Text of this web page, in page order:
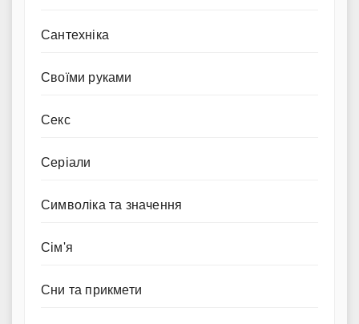
Сантехніка
Своїми руками
Секс
Серіали
Символіка та значення
Сім'я
Сни та прикмети